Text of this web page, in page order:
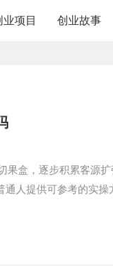
业项目 创业故事
果盒，逐步积累客源
通人提供可参考的实